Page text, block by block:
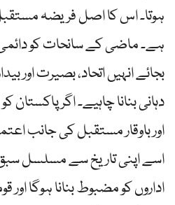
ہوتا۔ اس کا اصل فریضہ
ہے۔ ماضی کے سانحات کو
بجائے انہیں اتحاد، بصیرت اور
دہانی بنانا چاہیے۔ اگر
اور باوقار مستقبل کی جانب
اسے اپنی تاریخ سے مسلسل
اداروں کو مضبوط بنانا ہوگا